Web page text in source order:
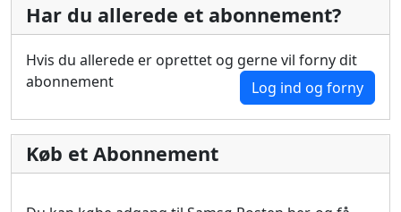
Har du allerede et abonnement?
Hvis du allerede er oprettet og gerne vil forny dit
abonnement
Log ind og forny
Køb et Abonnement